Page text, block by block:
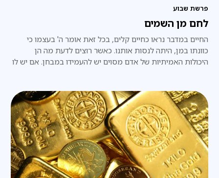
פרשת שבוע
לחם מן השמים
החיים במדבר נראו כחיים קלים, בכל זאת אומר ה' בעצמו כי
כוונתו במן, היתה לנסות אותנו. כאשר רוצים לדעת מה הן
היכולות האמיתיות של אדם מסוים יש להעמידו במבחן. אם יש לו